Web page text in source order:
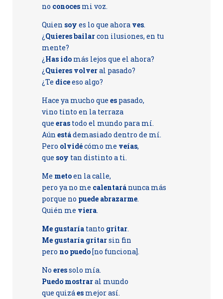
no conoces mi voz.
Quien soy es lo que ahora ves.
¿ Quieres bailarcon ilusiones, en tu
mente?
¿ Has ido más lejos que el ahora?
¿ Quieres volveral pasado?
¿Te diceeso algo?
Hace ya mucho que es pasado,
vino tinto en la terraza
que eras todo el mundo para mí.
Aún estádemasiado dentro de mí.
Pero olvidécómo me veías,
que soy tan distinto a ti.
Me metoen la calle,
pero ya no me calentará nunca más
porque no puede abrazarme.
Quién me viera.
Me gustaría tanto gritar.
Me gustaría gritarsin fin
pero no puedo[no funciona].
No eressolo mía.
Puedo mostraral mundo
que quizáes mejor así.